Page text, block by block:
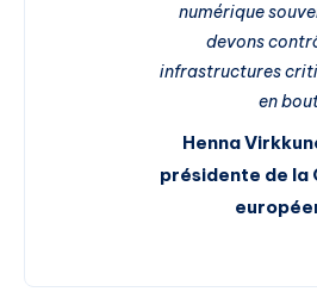
numérique
devons
infrastructures
en
Henna
présidente de la